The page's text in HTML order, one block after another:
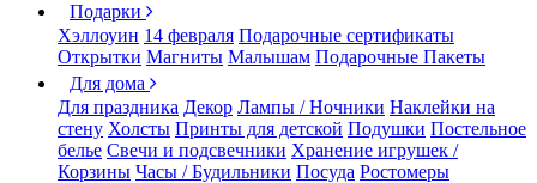
Подарки
Хэллоуин 14 февраля Подарочные сертификаты
Открытки Магниты Малышам Подарочные Пакеты
Для дома
Для праздника Декор Лампы / Ночники Наклейки на
стену Холсты Принты для детской Подушки Постельное
белье Свечи и подсвечники Хранение игрушек /
Корзины Часы / Будильники Посуда Ростомеры